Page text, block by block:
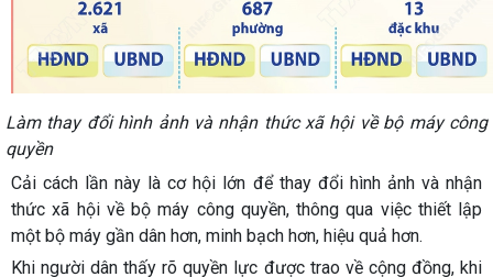
Làm thay đổi hình ảnh và nhận thức xã hội về bộ máy công
quyền
Cải cách lần này là cơ hội lớn để thay đổi hình ảnh và nhận
thức xã hội về bộ máy công quyền, thông qua việc thiết lập
một bộ máy gần dân hơn, minh bạch hơn, hiệu quả hơn.
Khi người dân thấy rõ quyền lực được trao về cộng đồng, khi